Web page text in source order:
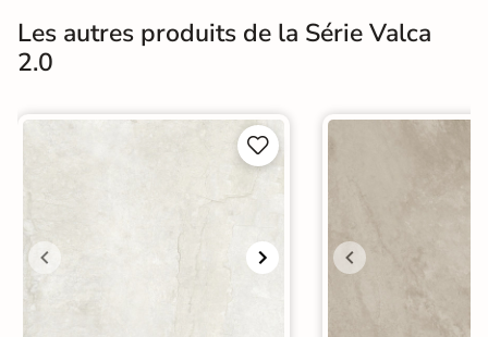
Les autres produits de la Série Valca
2.0

